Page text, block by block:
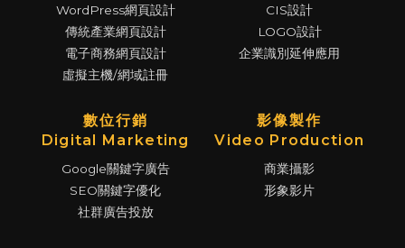
WordPress網頁設計
傳統產業網頁設計
電子商務網頁設計
虛擬主機/網域註冊
CIS設計
LOGO設計
企業識別延伸應用
數位行銷
Digital Marketing
Google關鍵字廣告
SEO關鍵字優化
社群廣告投放
影像製作
Video Production
商業攝影
形象影片